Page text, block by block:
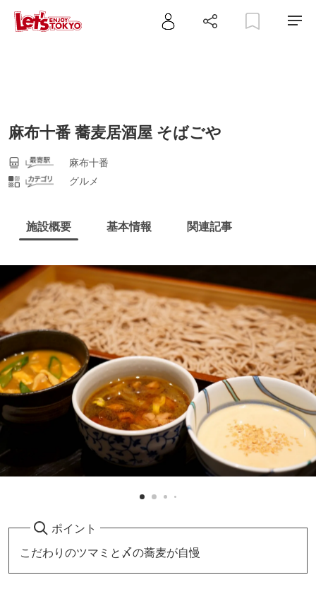
麻布十番 蕎麦居酒屋 そばごや
麻布十番
グルメ
施設概要 基本情報 関連記事
ポイント
こだわりのツマミと〆の蕎麦が自慢